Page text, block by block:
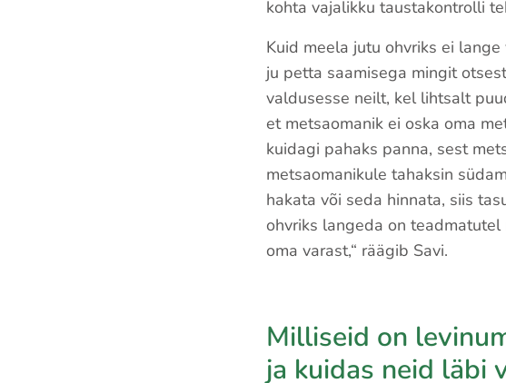
kohta vajalikku taustakontrolli
Kuid meela jutu ohvriks ei
ju petta saamisega mingit
valdusesse neilt, kel lihtsalt
et metsaomanik ei oska oma
kuidagi pahaks panna, sest
metsaomanikule tahaksin
hakata või seda hinnata, siis
ohvriks langeda on
oma varast,“ räägib Savi.
Milliseid on
ja kuidas neid läbi